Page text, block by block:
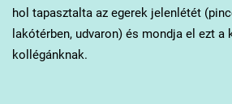
hol tapasztalta az egerek jelenlétét
lakótérben, udvaron) és mondja el ezt a
kollégánknak.